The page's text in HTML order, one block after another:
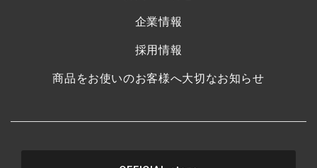
企業情報
採用情報
商品をお使いのお客様へ大切なお知らせ